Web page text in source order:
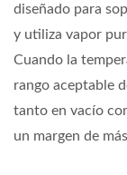
diseñado para
y utiliza vapor
Cuando la
rango aceptable
tanto en vacío
un margen de